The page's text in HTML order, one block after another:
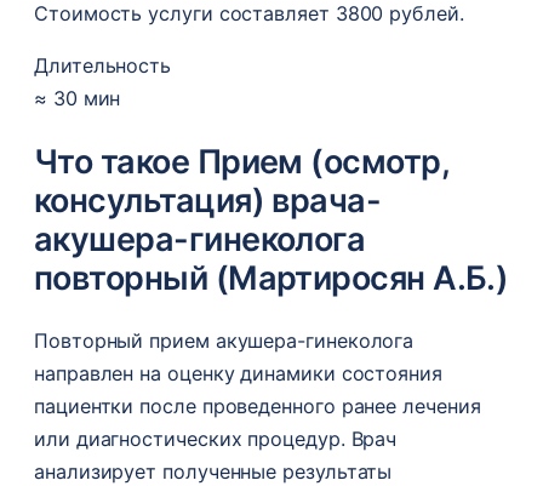
Стоимость услуги составляет 3800 рублей.
Длительность
≈ 30 мин
Что такое Прием (осмотр,
консультация) врача-
акушера-гинеколога
повторный (Мартиросян А.Б.)
Повторный прием акушера-гинеколога
направлен на оценку динамики состояния
пациентки после проведенного ранее лечения
или диагностических процедур. Врач
анализирует полученные результаты